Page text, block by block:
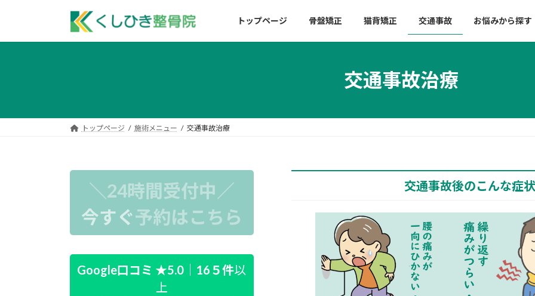
ッ
移
トップページ 骨盤矯正 猫背矯正 交通事故 お悩みから探す
交通事故治療
トップページ 施術メニュー 交通事故治療
交通事故後のこんな症
＼24時間受付中／
今すぐ予約はこちら
Google口コミ ★5.0｜16５件以
上